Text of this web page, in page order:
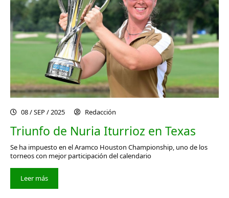
08 / SEP / 2025 Redacción
Triunfo de Nuria Iturrioz en Texas
Se ha impuesto en el Aramco Houston Championship, uno de los
torneos con mejor participación del calendario
Leer más